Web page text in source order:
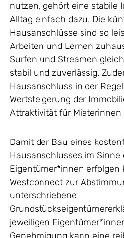
nutzen, gehört eine stabile
Alltag einfach dazu. Die
Hausanschlüsse sind so
Arbeiten und Lernen
Surfen und Streamen
stabil und zuverlässig.
Hausanschluss in der
Wertsteigerung der
Attraktivität für Mieterinnen
Damit der Bau eines
Hausanschlusses im Sinne
Eigentümer*innen erfolgen
Westconnect zur
unterschriebene
jeweiligen
Genehmigung kann eine